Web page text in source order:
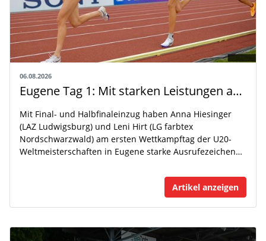
06.08.2026
Eugene Tag 1: Mit starken Leistungen auf der WM-Bühne
Mit Final- und Halbfinaleinzug haben Anna Hiesinger
(LAZ Ludwigsburg) und Leni Hirt (LG farbtex
Nordschwarzwald) am ersten Wettkampftag der U20-
Weltmeisterschaften in Eugene starke Ausrufezeichen…
Artikel anzeigen